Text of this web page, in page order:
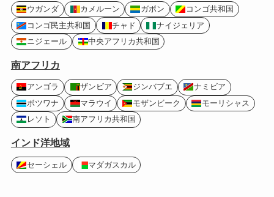
ウガンダ カメルーン ガボン
コンゴ共和国
コンゴ民主共和国
チャド
ナイジェリア
ニジェール
中央アフリカ共和国
南アフリカ
アンゴラ ザンビア ジンバブエ
ナミビア
ボツワナ
マラウイ モザンビーク
モーリシャス
レソト
南アフリカ共和国
インド洋地域
セーシェル マダガスカル